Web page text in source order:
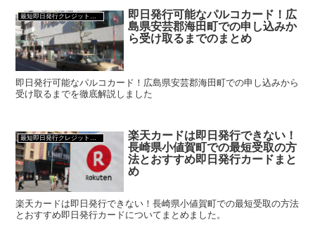
最短即日発行クレジットカード
即日発行可能なパルコカード！広
島県安芸郡海田町での申し込みか
ら受け取るまでのまとめ
即日発行可能なパルコカード！広島県安芸郡海田町での申し込みから
受け取るまでを徹底解説しました
楽天カードは即日発行できない！
長崎県小値賀町での最短受取の方
法とおすすめ即日発行カードまと
め
楽天カードは即日発行できない！長崎県小値賀町での最短受取の方法
とおすすめ即日発行カードについてまとめました。